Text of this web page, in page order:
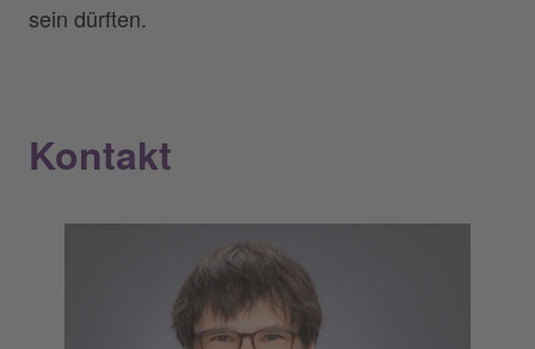
sein dürften.
Kontakt